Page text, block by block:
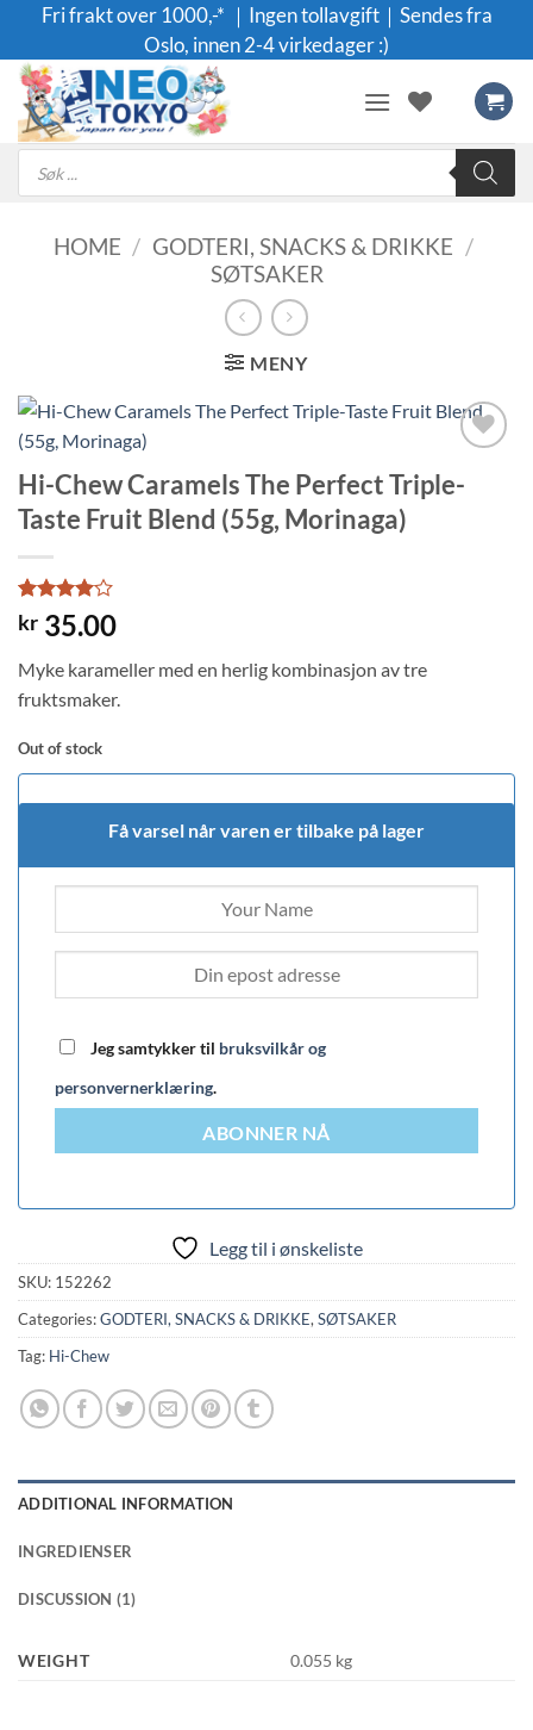
content
Fri frakt over 1000,-* ｜Ingen tollavgift｜Sendes fra
Oslo, innen 2-4 virkedager :)
Products
search
HOME / GODTERI, SNACKS & DRIKKE /
SØTSAKER
MENY
Legg til i
ønskeliste
Hi-Chew Caramels The Perfect Triple-
Taste Fruit Blend (55g, Morinaga)
Rated4
out of 5
1
customer
rating
kr 35.00
Myke karameller med en herlig kombinasjon av tre
fruktsmaker.
Out of stock
Få varsel når varen er tilbake på lager
Jeg samtykker til bruksvilkår og
personvernerklæring.
ABONNER NÅ
Legg til i ønskeliste
SKU: 152262
Categories:GODTERI, SNACKS & DRIKKE, SØTSAKER
Tag: Hi-Chew
ADDITIONAL INFORMATION
INGREDIENSER
DISCUSSION (1)
WEIGHT 0.055 kg